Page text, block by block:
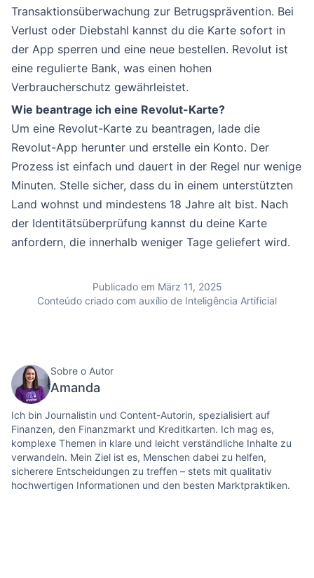
Transaktionsüberwachung zur Betrugsprävention. Bei
Verlust oder Diebstahl kannst du die Karte sofort in
der App sperren und eine neue bestellen. Revolut ist
eine regulierte Bank, was einen hohen
Verbraucherschutz gewährleistet.
Wie beantrage ich eine Revolut-Karte?
Um eine Revolut-Karte zu beantragen, lade die
Revolut-App herunter und erstelle ein Konto. Der
Prozess ist einfach und dauert in der Regel nur wenige
Minuten. Stelle sicher, dass du in einem unterstützten
Land wohnst und mindestens 18 Jahre alt bist. Nach
der Identitätsüberprüfung kannst du deine Karte
anfordern, die innerhalb weniger Tage geliefert wird.
Publicado em März 11, 2025
Conteúdo criado com auxílio de Inteligência Artificial
Sobre o Autor
Amanda
Ich bin Journalistin und Content-Autorin, spezialisiert auf
Finanzen, den Finanzmarkt und Kreditkarten. Ich mag es,
komplexe Themen in klare und leicht verständliche Inhalte zu
verwandeln. Mein Ziel ist es, Menschen dabei zu helfen,
sicherere Entscheidungen zu treffen – stets mit qualitativ
hochwertigen Informationen und den besten Marktpraktiken.